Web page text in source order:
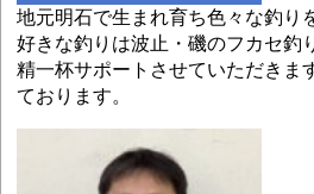
地元明石で生まれ育ち色々な釣り
好きな釣りは波止・磯のフカセ釣
精一杯サポートさせていただきま
ております。